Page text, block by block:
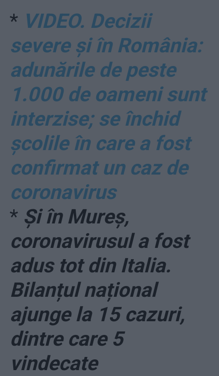
* VIDEO. Decizii
severe și în România:
adunările de peste
1.000 de oameni sunt
interzise; se închid
școlile în care a fost
confirmat un caz de
coronavirus
* Și în Mureș,
coronavirusul a fost
adus tot din Italia.
Bilanțul național
ajunge la 15 cazuri,
dintre care 5
vindecate